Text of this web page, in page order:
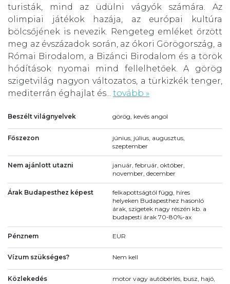
turisták, mind az üdülni vágyók számára. Az
olimpiai játékok hazája, az európai kultúra
bölcsőjének is nevezik. Rengeteg emléket őrzött
meg az évszázadok során, az ókori Görögország, a
Római Birodalom, a Bizánci Birodalom és a török
hódítások nyomai mind fellelhetőek. A görög
szigetvilág nagyon változatos, a türkizkék tenger,
mediterrán éghajlat és... tovább »
Beszélt világnyelvek görög, kevés angol
Főszezon
június, július, augusztus,
szeptember
Nem ajánlott utazni
január, február, október,
november, december
Árak Budapesthez képest
felkapottságtól függ, híres
helyeken Budapesthez hasonló
árak, szigetek nagy részén kb. a
budapesti árak 70-80%-ax
Pénznem EUR
Vízum szükséges? Nem kell
Közlekedés
motor vagy autóbérlés, busz, hajó,